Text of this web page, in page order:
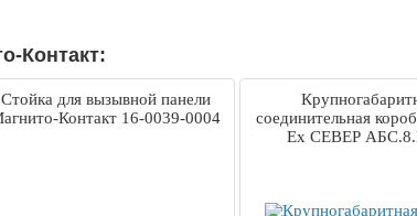
Контакт:
Стойка для вызывной панели
Контакт 16-0039-0004
соединительная
Ех СЕВЕР